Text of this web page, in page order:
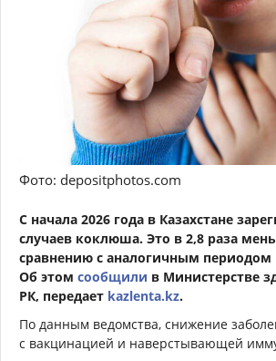
Фото: depositphotos.com
С начала 2026 года в Казахстане
случаев коклюша. Это в 2,8 раза
сравнению с аналогичным периодом
Об этом сообщили в Министерстве
РК, передает kazlenta.kz.
По данным ведомства, снижение
с вакцинацией и наверстывающей